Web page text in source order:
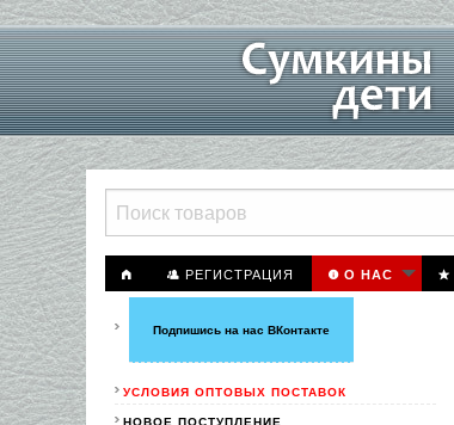
РЕГИСТРАЦИЯ О НАС
Подпишись на нас ВКонтакте
УСЛОВИЯ ОПТОВЫХ ПОСТАВОК
НОВОЕ ПОСТУПЛЕНИЕ